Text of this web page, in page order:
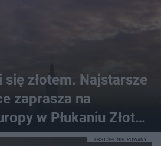
się złotem. Najstarsze
zaprasza na
w Płukaniu Złota
TEKST SPONSOROWANY